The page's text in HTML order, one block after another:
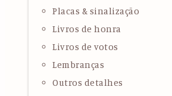
Placas & sinalização
Livros de honra
Livros de votos
Lembranças
Outros detalhes